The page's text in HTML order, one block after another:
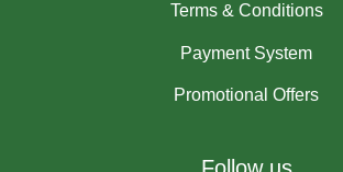
Terms & Conditions
Payment System
Promotional Offers